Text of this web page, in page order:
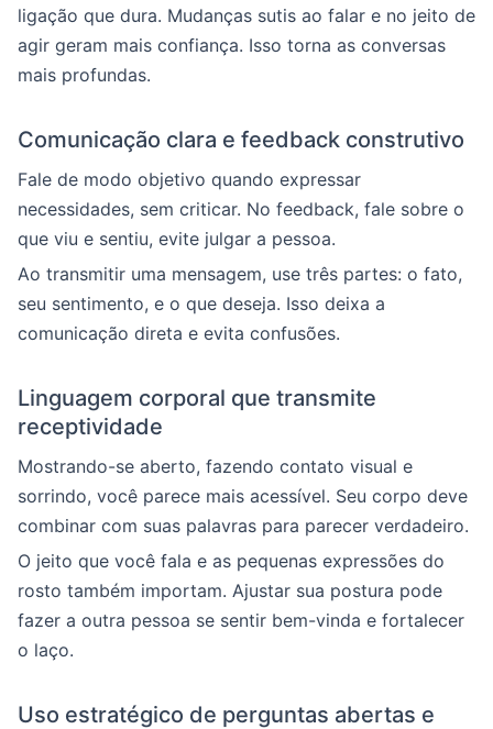
ligação que dura. Mudanças sutis ao falar e no jeito de
agir geram mais confiança. Isso torna as conversas
mais profundas.
Comunicação clara e feedback construtivo
Fale de modo objetivo quando expressar
necessidades, sem criticar. No feedback, fale sobre o
que viu e sentiu, evite julgar a pessoa.
Ao transmitir uma mensagem, use três partes: o fato,
seu sentimento, e o que deseja. Isso deixa a
comunicação direta e evita confusões.
Linguagem corporal que transmite
receptividade
Mostrando-se aberto, fazendo contato visual e
sorrindo, você parece mais acessível. Seu corpo deve
combinar com suas palavras para parecer verdadeiro.
O jeito que você fala e as pequenas expressões do
rosto também importam. Ajustar sua postura pode
fazer a outra pessoa se sentir bem-vinda e fortalecer
o laço.
Uso estratégico de perguntas abertas e